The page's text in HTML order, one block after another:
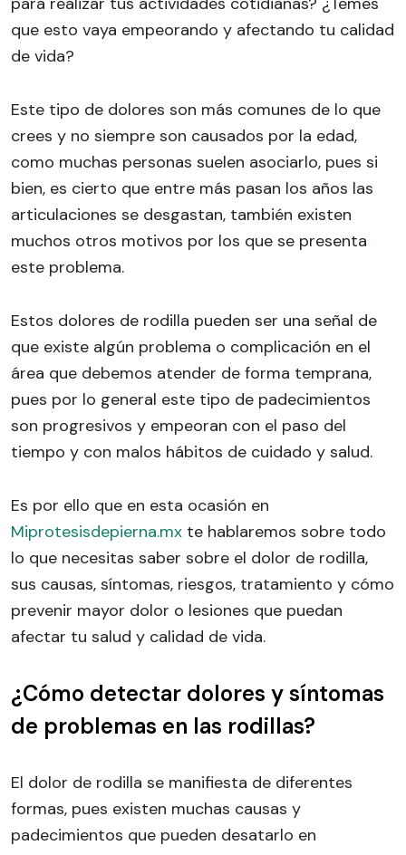
que esto vaya empeorando y afectando tu calidad
de vida?
Este tipo de dolores son más comunes de lo que
crees y no siempre son causados por la edad,
como muchas personas suelen asociarlo, pues si
bien, es cierto que entre más pasan los años las
articulaciones se desgastan, también existen
muchos otros motivos por los que se presenta
este problema.
Estos dolores de rodilla pueden ser una señal de
que existe algún problema o complicación en el
área que debemos atender de forma temprana,
pues por lo general este tipo de padecimientos
son progresivos y empeoran con el paso del
tiempo y con malos hábitos de cuidado y salud.
Es por ello que en esta ocasión en
Miprotesisdepierna.mx te hablaremos sobre todo
lo que necesitas saber sobre el dolor de rodilla,
sus causas, síntomas, riesgos, tratamiento y cómo
prevenir mayor dolor o lesiones que puedan
afectar tu salud y calidad de vida.
¿Cómo detectar dolores y síntomas
de problemas en las rodillas?
El dolor de rodilla se manifiesta de diferentes
formas, pues existen muchas causas y
padecimientos que pueden desatarlo en